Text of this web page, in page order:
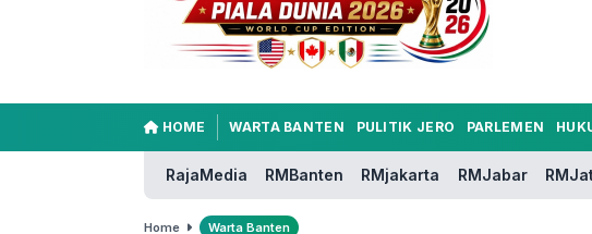
HOME WARTA BANTEN PULITIK JERO PARLEMEN
RajaMedia RMBanten RMjakarta RMJabar
Home Warta Banten